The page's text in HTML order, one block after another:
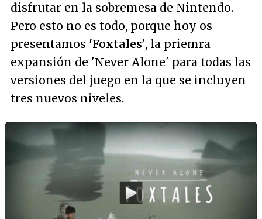
disfrutar en la sobremesa de Nintendo.
Pero esto no es todo, porque hoy os
presentamos 'Foxtales', la priemra
expansión de 'Never Alone' para todas las
versiones del juego en la que se incluyen
tres nuevos niveles.